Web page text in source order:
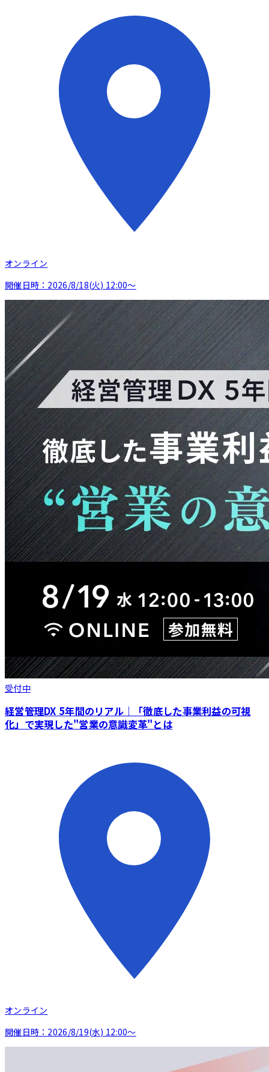
オンライン
開催日時： 2026/8/18(火) 12:00〜
受付中
経営管理DX 5年間のリアル｜「徹底した事業利益の可視
化」で実現した"営業の意識変革"とは
オンライン
開催日時： 2026/8/19(水) 12:00〜